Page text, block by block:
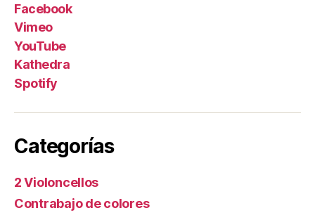
Facebook
Vimeo
YouTube
Kathedra
Spotify
Categorías
2 Violoncellos
Contrabajo de colores